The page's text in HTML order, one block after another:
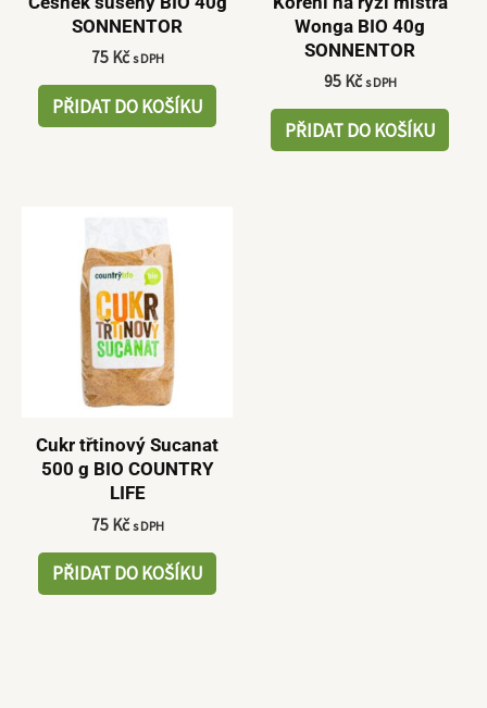
SONNENTOR
75 Kč s DPH
PŘIDAT DO KOŠÍKU
Wonga BIO 40g
SONNENTOR
95 Kč s DPH
PŘIDAT DO KOŠÍKU
Cukr třtinový Sucanat
500 g BIO COUNTRY
LIFE
75 Kč s DPH
PŘIDAT DO KOŠÍKU